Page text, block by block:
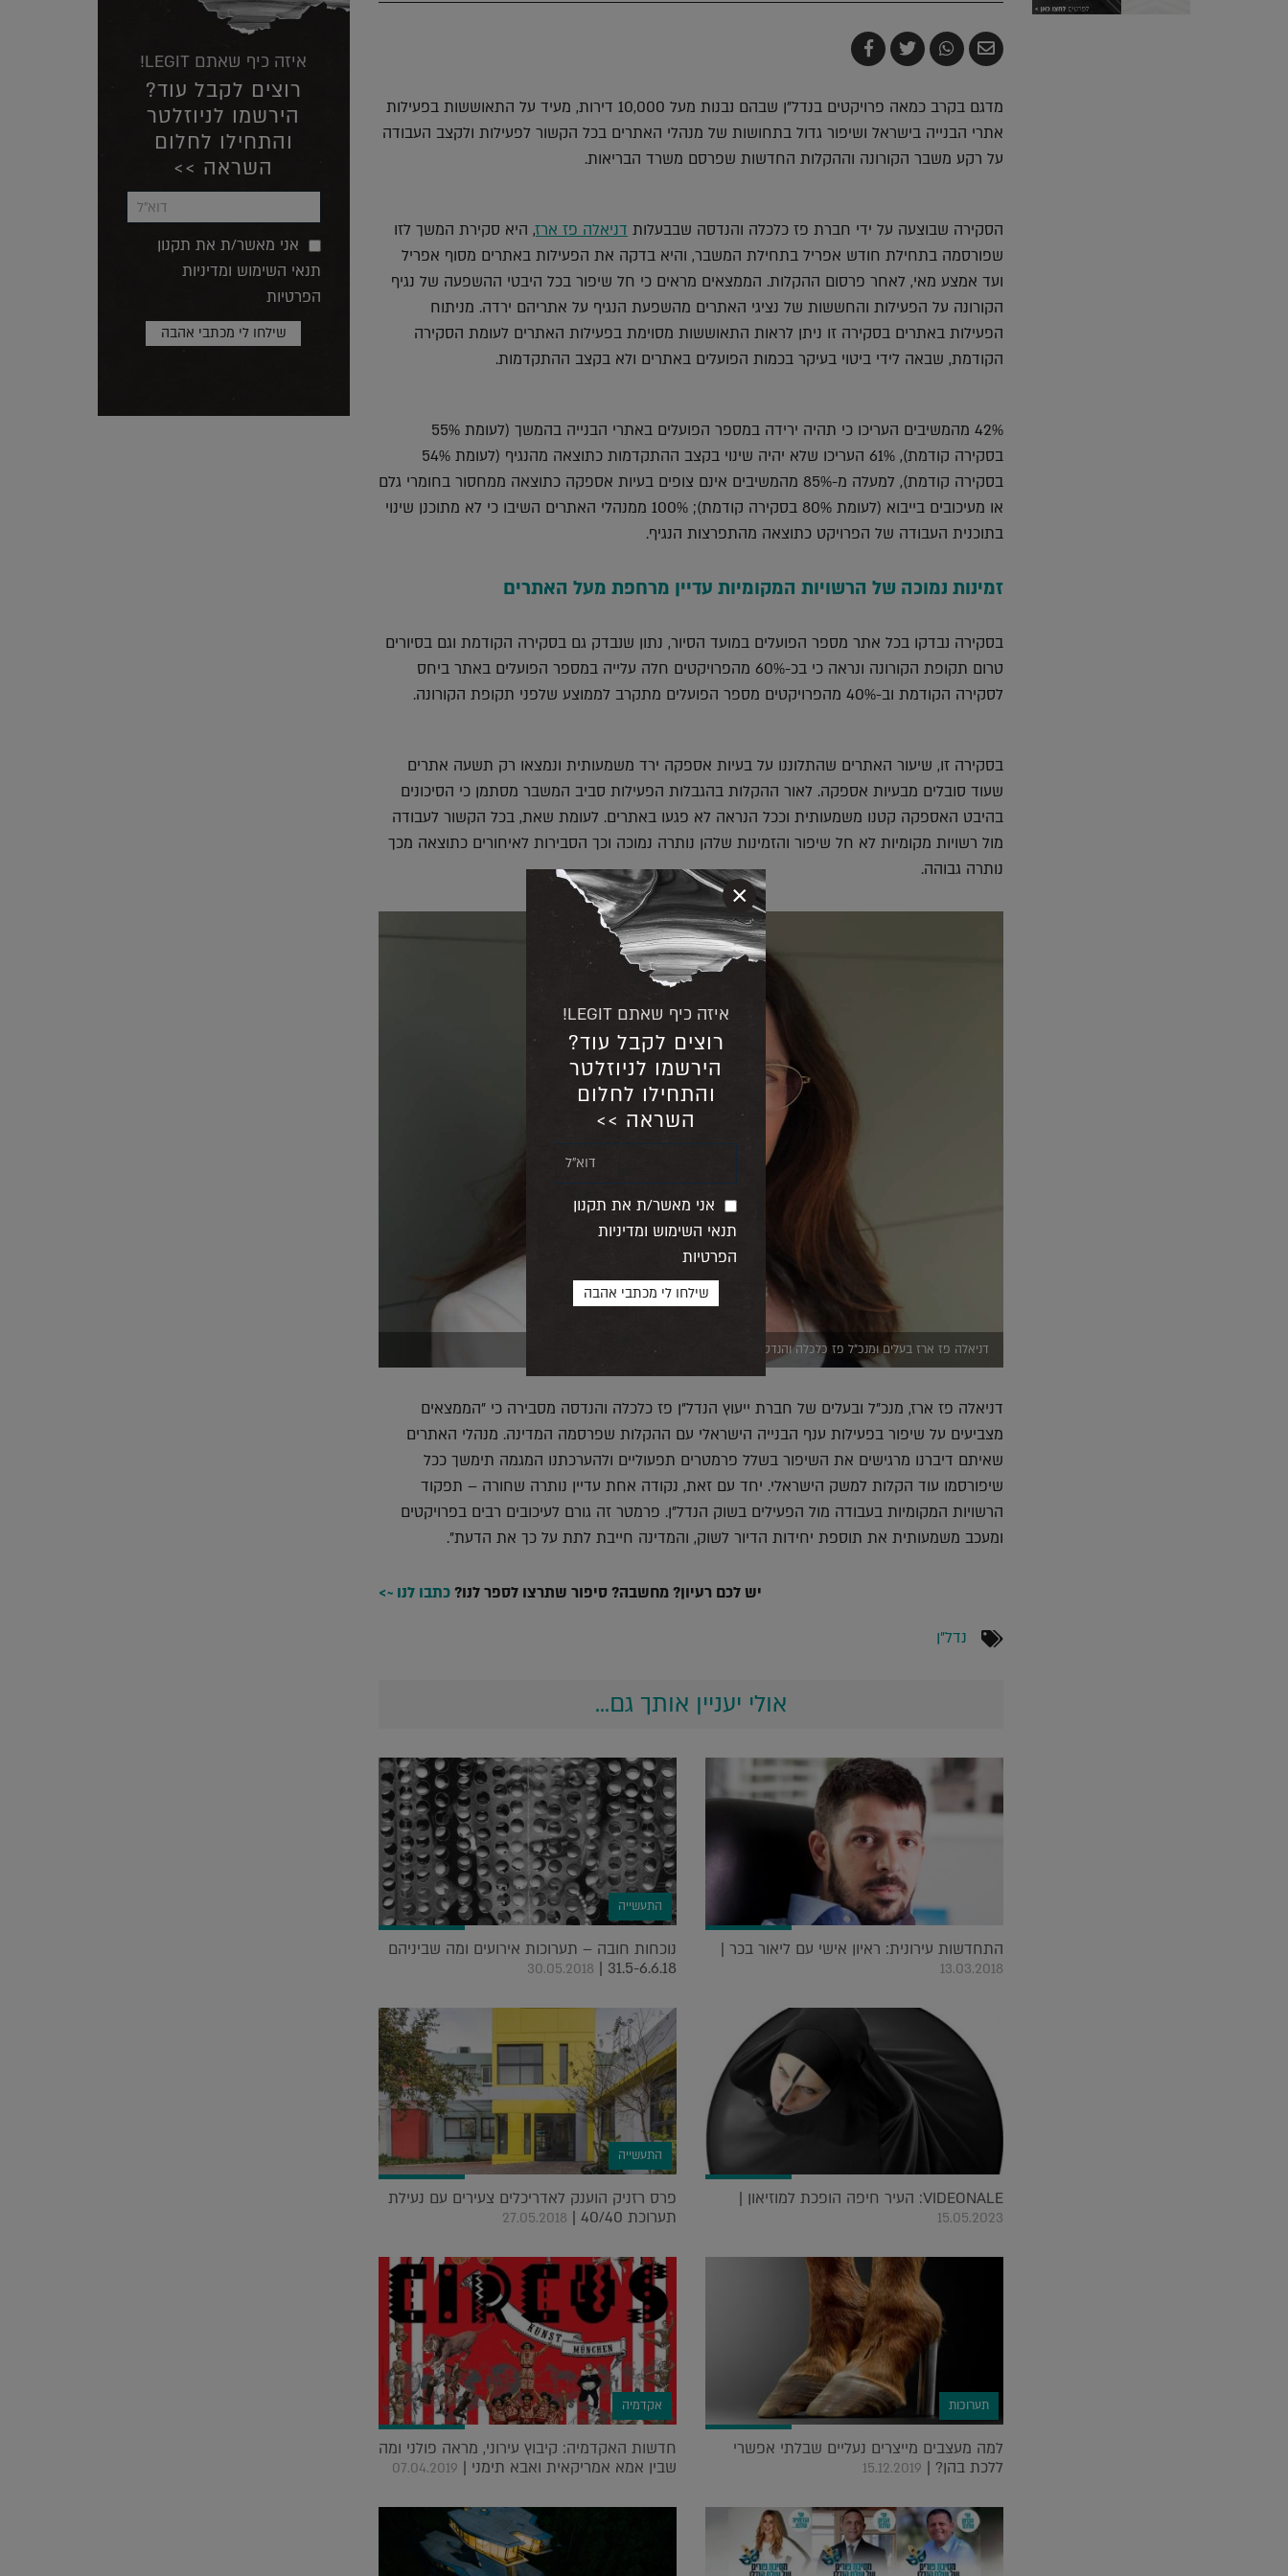
שלח
בדואר
שתף
ב-
צייץ
ב-
שתף
ב-
מדגם בקרב כמאה פרויקטים בנדל"ן שבהם נבנות מעל 10,000 דירות, מעיד על התאוששות בפעילות
אתרי הבנייה בישראל ושיפור גדול בתחושות של מנהלי האתרים בכל הקשור לפעילות ולקצב העבודה
על רקע משבר הקורונה וההקלות החדשות שפרסם משרד הבריאות.
הסקירה שבוצעה על ידי חברת פז כלכלה והנדסה שבבעלות דניאלה פז ארז, היא סקירת המשך לזו
שפורסמה בתחילת חודש אפריל בתחילת המשבר, והיא בדקה את הפעילות באתרים מסוף אפריל
ועד אמצע מאי, לאחר פרסום ההקלות. הממצאים מראים כי חל שיפור בכל היבטי ההשפעה של נגיף
הקורונה על הפעילות והחששות של נציגי האתרים מהשפעת הנגיף על אתריהם ירדה. מניתוח
הפעילות באתרים בסקירה זו ניתן לראות התאוששות מסוימת בפעילות האתרים לעומת הסקירה
הקודמת, שבאה לידי ביטוי בעיקר בכמות הפועלים באתרים ולא בקצב ההתקדמות.
42% מהמשיבים העריכו כי תהיה ירידה במספר הפועלים באתרי הבנייה בהמשך (לעומת 55%
בסקירה קודמת), 61% העריכו שלא יהיה שינוי בקצב ההתקדמות כתוצאה מהנגיף (לעומת 54%
בסקירה קודמת), למעלה מ-85% מהמשיבים אינם צופים בעיות אספקה כתוצאה ממחסור בחומרי גלם
או מעיכובים בייבוא (לעומת 80% בסקירה קודמת); 100% ממנהלי האתרים השיבו כי לא מתוכנן שינוי
בתוכנית העבודה של הפרויקט כתוצאה מהתפרצות הנגיף.
זמינות נמוכה של הרשויות המקומיות עדיין מרחפת מעל האתרים
בסקירה נבדקו בכל אתר מספר הפועלים במועד הסיור, נתון שנבדק גם בסקירה הקודמת וגם בסיורים
טרום תקופת הקורונה ונראה כי בכ-60% מהפרויקטים חלה עלייה במספר הפועלים באתר ביחס
לסקירה הקודמת וב-40% מהפרויקטים מספר הפועלים מתקרב לממוצע שלפני תקופת הקורונה.
בסקירה זו, שיעור האתרים שהתלוננו על בעיות אספקה ירד משמעותית ונמצאו רק תשעה אתרים
שעוד סובלים מבעיות אספקה. לאור ההקלות בהגבלות הפעילות סביב המשבר מסתמן כי הסיכונים
בהיבט האספקה קטנו משמעותית וככל הנראה לא פגעו באתרים. לעומת שאת, בכל הקשור לעבודה
מול רשויות מקומיות לא חל שיפור והזמינות שלהן נותרה נמוכה וכך הסבירות לאיחורים כתוצאה מכך
נותרה גבוהה.
דניאלה פז ארז בעלים ומנכ"ל פז כלכלה והנדסה (צילום דרור נחום)
דניאלה פז ארז, מנכ"ל ובעלים של חברת ייעוץ הנדל"ן פז כלכלה והנדסה מסבירה כי "הממצאים
מצביעים על שיפור בפעילות ענף הבנייה הישראלי עם ההקלות שפרסמה המדינה. מנהלי האתרים
שאיתם דיברנו מרגישים את השיפור בשלל פרמטרים תפעוליים ולהערכתנו המגמה תימשך ככל
שיפורסמו עוד הקלות למשק הישראלי. יחד עם זאת, נקודה אחת עדיין נותרה שחורה – תפקוד
הרשויות המקומיות בעבודה מול הפעילים בשוק הנדל"ן. פרמטר זה גורם לעיכובים רבים בפרויקטים
ומעכב משמעותית את תוספת יחידות הדיור לשוק, והמדינה חייבת לתת על כך את הדעת".
יש לכם רעיון? מחשבה? סיפור שתרצו לספר לנו?כתבו לנו ~>
נדל"ן
אולי יעניין אותך גם...
התחדשות עירונית: ראיון אישי עם ליאור בכר |
13.03.2018
התעשייה
נוכחות חובה – תערוכות אירועים ומה שביניהם
31.5-6.6.18 |
30.05.2018
VIDEONALE: העיר חיפה הופכת למוזיאון |
15.05.2023
התעשייה
פרס רזניק הוענק לאדריכלים צעירים עם נעילת
תערוכת 40/40 |
27.05.2018
תערוכות
למה מעצבים מייצרים נעליים שבלתי אפשרי
ללכת בהן? | 15.12.2019
אקדמיה
חדשות האקדמיה: קיבוץ עירוני, מראה פולני ומה
שבין אמא אמריקאית ואבא תימני | 07.04.2019
איזה כיף שאתם LEGIT!
רוצים לקבל עוד?
הירשמו לניוזלטר
והתחילו לחלום
השראה >>
אני מאשר/ת את תקנון
תנאי השימוש ומדיניות
הפרטיות
איזה כיף שאתם LEGIT!
רוצים לקבל עוד?
הירשמו לניוזלטר
והתחילו לחלום
השראה >>
אני מאשר/ת את תקנון
תנאי השימוש ומדיניות
הפרטיות
×